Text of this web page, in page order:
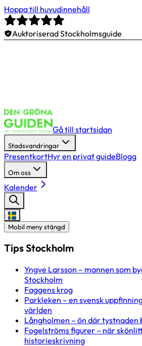
Hoppa till huvudinnehåll
Auktoriserad Stockholmsguide
Gå till startsidan
Stadsvandringar
PresentkortHyr en privat guideBlogg
Om oss
Kalender
Mobil meny stängd
Tips Stockholm
Yngve Larsson – mannen som
Stockholm
Faggens krog
Parkleken – en svensk
världen
Långholmen – ön där tystnaden
Fogelströms figurer – när
historieskrivning